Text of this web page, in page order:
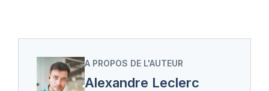
A PROPOS DE L'AUTEUR
Alexandre Leclerc